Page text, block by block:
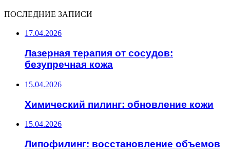
ПОСЛЕДНИЕ ЗАПИСИ
17.04.2026
Лазерная терапия от сосудов:
безупречная кожа
15.04.2026
Химический пилинг: обновление кожи
15.04.2026
Липофилинг: восстановление объемов